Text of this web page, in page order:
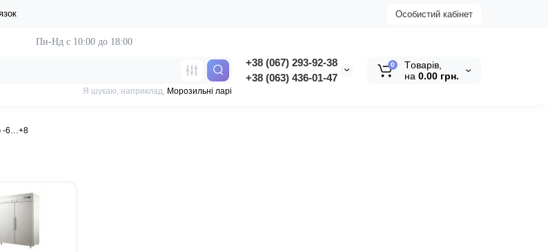
Особистий кабінет
Пн-Нд с 10:00 до 18:00
+38 (067) 293-92-38
+38 (063) 436-01-47
Я шукаю, наприклад, Морозильні ларі
0
Tоварів,
на 0.00 грн.
-6…+8